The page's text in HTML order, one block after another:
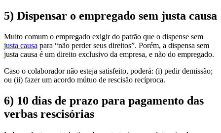
5) Dispensar o empregado sem justa causa
Muito comum o empregado exigir do patrão que o dispense sem
justa causa para “não perder seus direitos”. Porém, a dispensa sem
justa causa é um direito exclusivo da empresa, e não do empregado.
Caso o colaborador não esteja satisfeito, poderá: (i) pedir demissão;
ou (ii) fazer um acordo mútuo de rescisão recíproca.
6) 10 dias de prazo para pagamento das
verbas rescisórias